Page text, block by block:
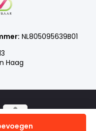
Haag
NL805095639B01